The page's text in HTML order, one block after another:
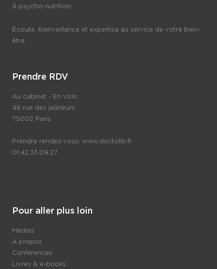
& psycho-nutrition
Écoute, bienveillance et expertise au service de votre bien-
être.
Prendre RDV
Au cabinet - En visio
46 rue des jeûneurs
75002 Paris
Prendre rendez-vous: www.doctolib.fr
01.42.33.09.27
Pour aller plus loin
Médias
A propos
Conférences
Livres & e-books